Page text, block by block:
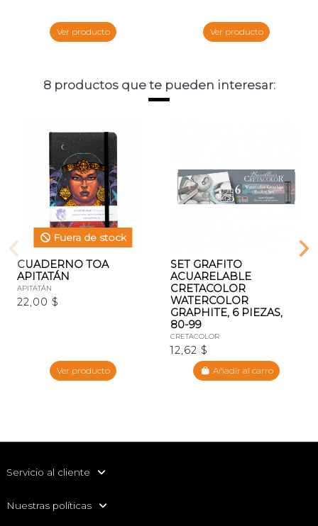
Ver producto Ver producto
8 productos que te pueden interesar:
Fuera de stock
CUADERNO TOA
APITATÁN
APITATÁN
22,00 $
Ver producto
SET GRAFITO
ACUARELABLE
CRETACOLOR
WATERCOLOR
GRAPHITE, 6 PIEZAS,
80-99
CRETACOLOR
12,62 $
Añadir al carro
Servicio al cliente
Nuestras políticas